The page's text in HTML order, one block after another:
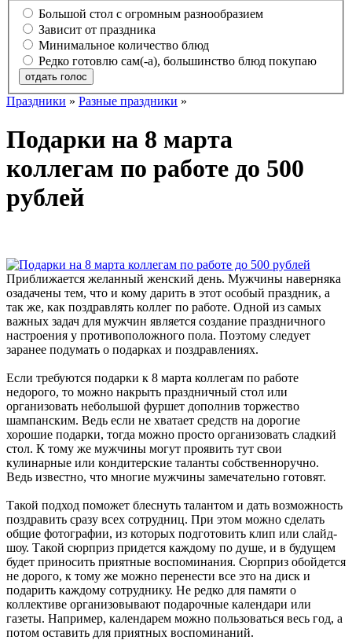
Большой стол с огромным разнообразием
Зависит от праздника
Минимальное количество блюд
Редко готовлю сам(-а), большинство блюд покупаю
отдать голос
Праздники » Разные праздники »
Подарки на 8 марта
коллегам по работе до 500
рублей
Приближается желанный женский день. Мужчины наверняка
озадачены тем, что и кому дарить в этот особый праздник, а
так же, как поздравлять коллег по работе. Одной из самых
важных задач для мужчин является создание праздничного
настроения у противоположного пола. Поэтому следует
заранее подумать о подарках и поздравлениях.
Если требуются подарки к 8 марта коллегам по работе
недорого, то можно накрыть праздничный стол или
организовать небольшой фуршет дополнив торжество
шампанским. Ведь если не хватает средств на дорогие
хорошие подарки, тогда можно просто организовать сладкий
стол. К тому же мужчины могут проявить тут свои
кулинарные или кондитерские таланты собственноручно.
Ведь известно, что многие мужчины замечательно готовят.
Такой подход поможет блеснуть талантом и дать возможность
поздравить сразу всех сотрудниц. При этом можно сделать
общие фотографии, из которых подготовить клип или слайд-
шоу. Такой сюрприз придется каждому по душе, и в будущем
будет приносить приятные воспоминания. Сюрприз обойдется
не дорого, к тому же можно перенести все это на диск и
подарить каждому сотруднику. Не редко для памяти о
коллективе организовывают подарочные календари или
газеты. Например, календарем можно пользоваться весь год, а
потом оставить для приятных воспоминаний.